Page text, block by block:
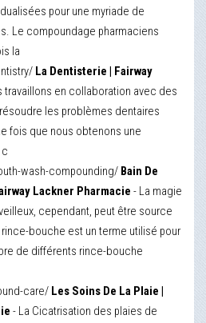
pour une myriade de
Le compoundage pharmaciens
la
La Dentisterie | Fairway
travaillons en collaboration avec des
les problèmes dentaires
fois que nous obtenons une
wash-compounding/ Bain De
Lackner Pharmacie - La magie
cependant, peut être source
bouche est un terme utilisé pour
de différents rince-bouche
care/ Les Soins De La Plaie |
- La Cicatrisation des plaies de